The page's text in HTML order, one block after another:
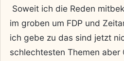
Soweit ich die Reden
im groben um FDP und
ich gebe zu das sind jetzt
schlechtesten Themen aber